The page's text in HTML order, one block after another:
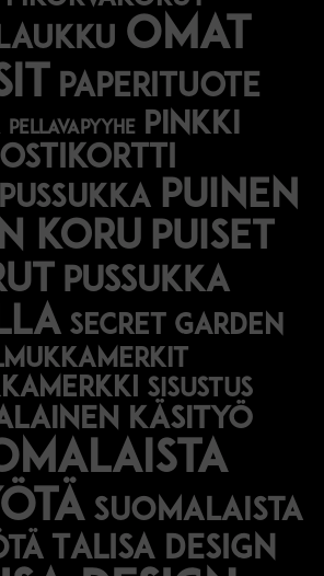
omat
paperituote
pellavapyyhe pinkki
puinen
koru puiset
pussukka
secret garden
sisustus
käsityö
suomalaista
Talisa Design